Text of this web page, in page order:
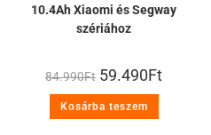
10.4Ah Xiaomi és Segway
szériához
84.990Ft 59.490Ft
Kosárba teszem